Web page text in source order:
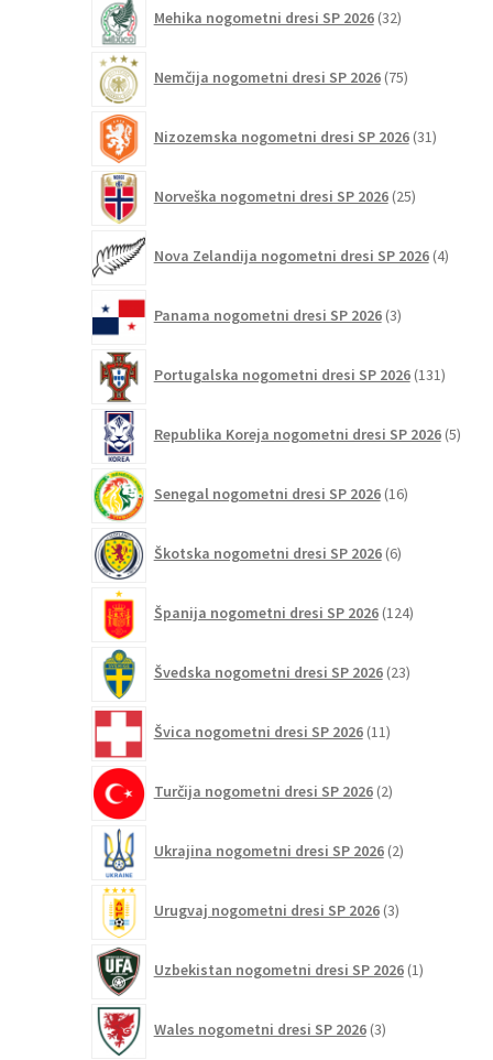
Mehika nogometni dresi SP 2026 32izdelkov
Nemčija nogometni dresi SP 2026 75izdelkov
Nizozemska nogometni dresi SP 2026 31izdelkov
Norveška nogometni dresi SP 2026 25izdelkov
Nova Zelandija nogometni dresi SP 2026 4izdelki
Panama nogometni dresi SP 2026 3izdelki
Portugalska nogometni dresi SP 2026 131
Republika Koreja nogometni dresi SP 2026 5
Senegal nogometni dresi SP 2026 16izdelkov
Škotska nogometni dresi SP 2026 6izdelkov
Španija nogometni dresi SP 2026 124izdelkov
Švedska nogometni dresi SP 2026 23izdelkov
Švica nogometni dresi SP 2026 11izdelkov
Turčija nogometni dresi SP 2026 2izdelka
Ukrajina nogometni dresi SP 2026 2izdelka
Urugvaj nogometni dresi SP 2026 3izdelki
Uzbekistan nogometni dresi SP 2026 1izdelek
Wales nogometni dresi SP 2026 3izdelki